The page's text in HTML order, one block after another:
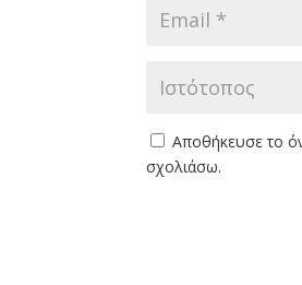
Αποθήκευσε το
σχολιάσω.